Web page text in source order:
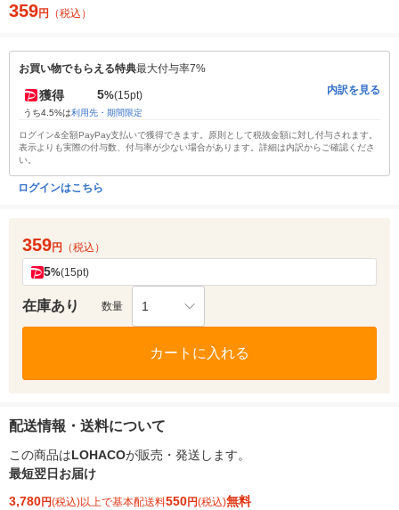
359円 （税込）
お買い物でもらえる特典最大付与率7%
獲得 5%(15pt)
うち4.5%は利用先・期間限定
内訳を見る
ログイン&全額PayPay支払いで獲得できます。原則として税抜金額に対し付与されます。
表示よりも実際の付与数、付与率が少ない場合があります。詳細は内訳からご確認くださ
い。
ログインはこちら
359円 （税込）
5%(15pt)
在庫あり 数量 1
カートに入れる
配送情報・送料について
この商品はLOHACOが販売・発送します。
最短翌日お届け
3,780円(税込)以上で基本配送料550円(税込)無料